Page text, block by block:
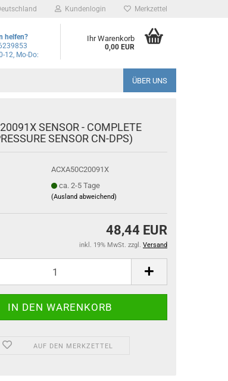
Kundenlogin
Anmeldung mit
Merkzettel
helfen?
12, Mo-Do:
Ihr Warenkorb
0,00 EUR
ÜBER UNS
SENSOR - COMPLETE
SENSOR CN-DPS)
ACXA50C20091X
ca. 2-5 Tage
(Ausland abweichend)
48,44 EUR
inkl. 19% MwSt. zzgl. Versand
AUF DEN MERKZETTEL